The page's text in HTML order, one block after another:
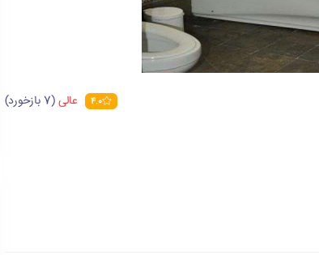
4.0 عالی(7 بازخورد)